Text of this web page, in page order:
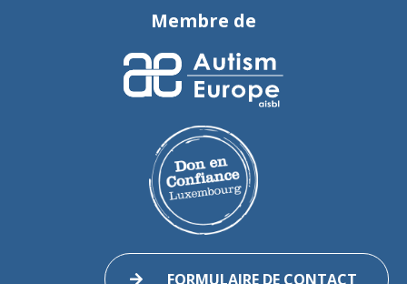
Membre de
FORMULAIRE DE CONTACT